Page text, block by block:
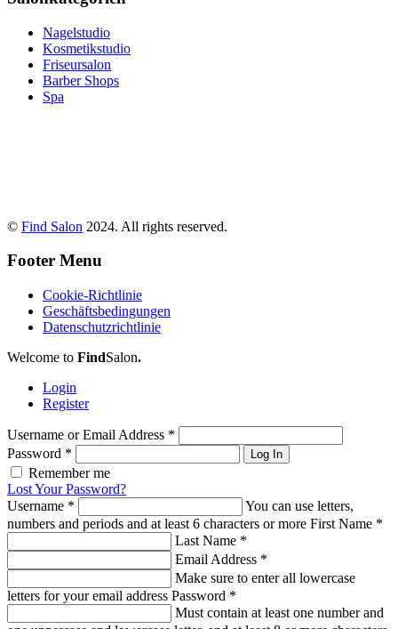
Nagelstudio
Kosmetikstudio
Friseursalon
Barber Shops
Spa
© Find Salon 2024. All rights reserved.
Footer Menu
Cookie-Richtlinie
Geschäftsbedingungen
Datenschutzrichtlinie
Welcome to FindSalon.
Login
Register
Username or Email Address *
Password * Log In
Remember me
Lost Your Password?
Username *
You can use letters,
numbers and periods and at least 6 characters or more First Name *
Last Name *
Email Address *
Make sure to enter all lowercase
letters for your email address Password *
Must contain at least one number and